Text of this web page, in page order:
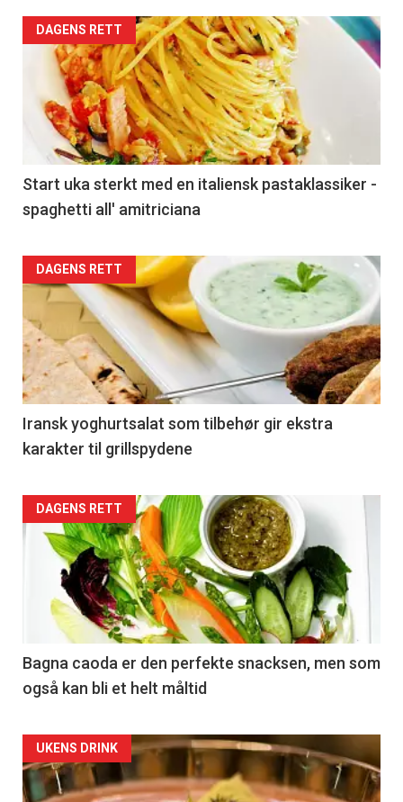
DAGENS RETT
Start uka sterkt med en italiensk pastaklassiker -
spaghetti all' amitriciana
DAGENS RETT
Iransk yoghurtsalat som tilbehør gir ekstra
karakter til grillspydene
DAGENS RETT
Bagna caoda er den perfekte snacksen, men som
også kan bli et helt måltid
UKENS DRINK